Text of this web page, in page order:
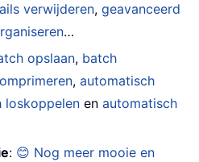
verwijderen,geavanceerd
…
opslaan, batch
,automatisch
loskoppelen enautomatisch
: 😊 Nog meer mooie en